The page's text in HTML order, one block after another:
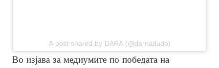
A post shared by DARA (@darnadude)
Во изјава за медиумите по победата на